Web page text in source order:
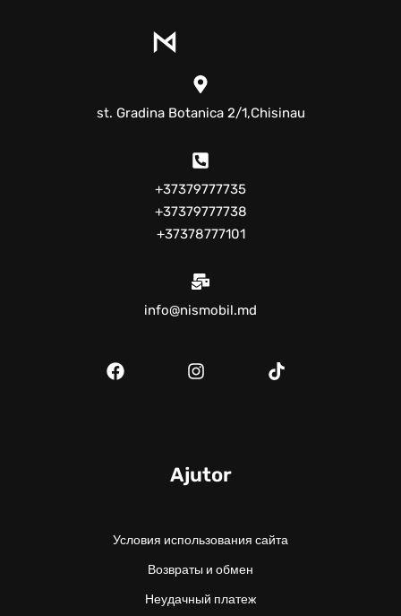
st. Gradina Botanica 2/1,Chisinau
+37379777735
+37379777738
+37378777101
info@nismobil.md
Ajutor
Условия использования сайта
Возвраты и обмен
Неудачный платеж